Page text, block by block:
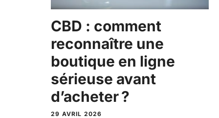
CBD : comment
reconnaître une
boutique en ligne
sérieuse avant
d’acheter ?
29 AVRIL 2026